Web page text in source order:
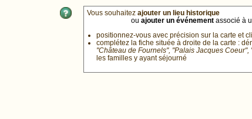
Vous souhaitez ajouter un lieu historique
ou ajouter un événement associé à
positionnez-vous avec précision sur la carte et
complétez la fiche située à droite de la carte :
"Château de Fournels", "Palais Jacques Coeur",
les familles y ayant séjourné